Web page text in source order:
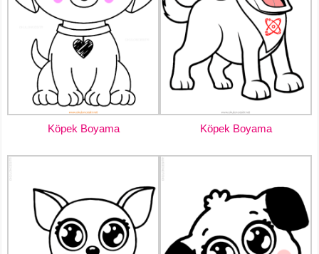
Köpek Boyama Köpek Boyama